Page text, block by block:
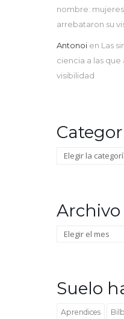
nombre:
arrebataron su
Antonoi en Las
ciencia a las
visibilidad
Categorías
Archivo
Archivo
Suelo
Aprendices